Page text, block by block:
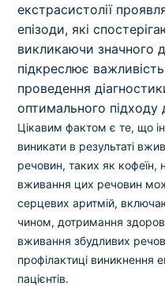
екстрасистолії
епізоди, які
викликаючи значного
підкреслює
проведення
оптимального підходу
Цікавим фактом є те, що
виникати в результаті
речовин, таких як кофеїн,
вживання цих речовин
серцевих аритмій,
чином, дотримання
вживання збудливих
профілактиці виникнення
пацієнтів.